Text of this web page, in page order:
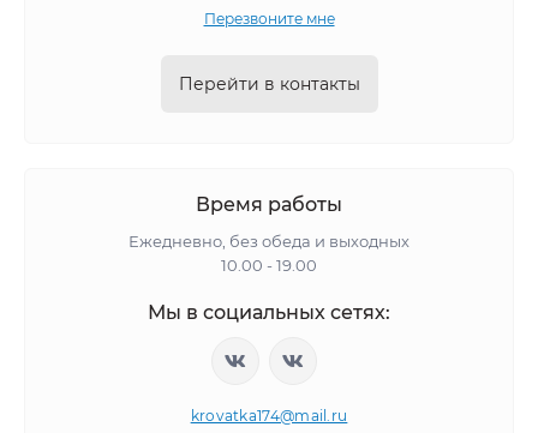
Перезвоните мне
Перейти в контакты
Время работы
Ежедневно, без обеда и выходных
10.00 - 19.00
Мы в социальных сетях:
krovatka174@mail.ru